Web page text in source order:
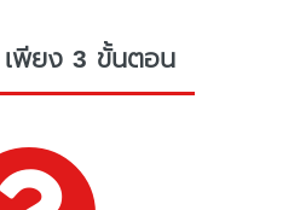
พียง 3 ขั้นตอน